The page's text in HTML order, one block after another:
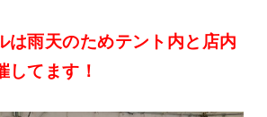
は雨天のためテント内と店内
してます！